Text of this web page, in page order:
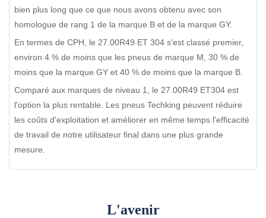
bien plus long que ce que nous avons obtenu avec son
homologue de rang 1 de la marque B et de la marque GY.
En termes de CPH, le 27.00R49 ET 304 s'est classé premier,
environ 4 % de moins que les pneus de marque M, 30 % de
moins que la marque GY et 40 % de moins que la marque B.
Comparé aux marques de niveau 1, le 27.00R49 ET304 est
l'option la plus rentable. Les pneus Techking peuvent réduire
les coûts d'exploitation et améliorer en même temps l'efficacité
de travail de notre utilisateur final dans une plus grande
mesure.
L'avenir